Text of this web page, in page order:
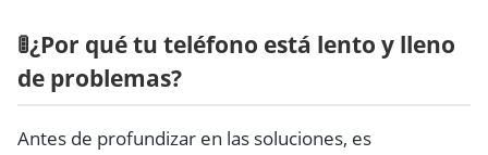
🚦¿Por qué tu teléfono está lento y lleno
de problemas?
Antes de profundizar en las soluciones, es